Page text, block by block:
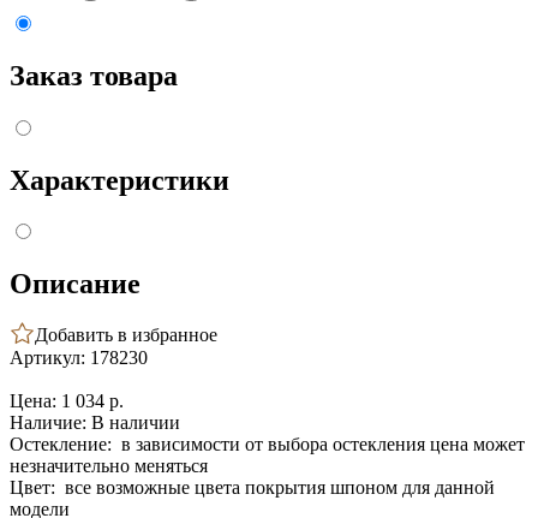
Заказ товара
Характеристики
Описание
Добавить в избранное
Артикул: 178230
Цена: 1 034 p.
Наличие: В наличии
Остекление: в зависимости от выбора остекления цена может
незначительно меняться
Цвет: все возможные цвета покрытия шпоном для данной
модели